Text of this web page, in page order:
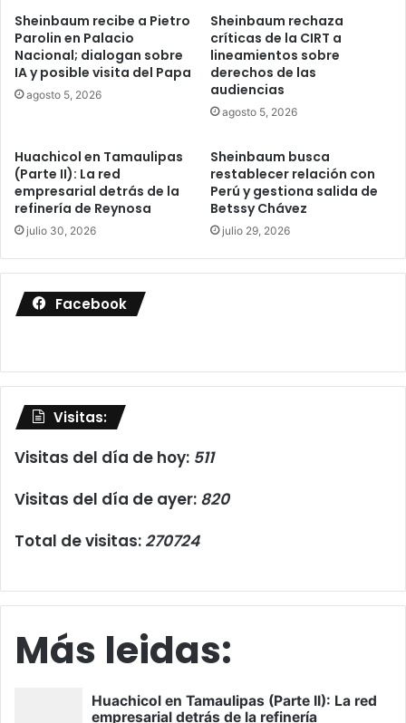
Sheinbaum recibe a Pietro
Parolin en Palacio
Nacional; dialogan sobre
IA y posible visita del Papa
agosto 5, 2026
Sheinbaum rechaza
críticas de la CIRT a
lineamientos sobre
derechos de las
audiencias
agosto 5, 2026
Huachicol en Tamaulipas
(Parte II): La red
empresarial detrás de la
refinería de Reynosa
julio 30, 2026
Sheinbaum busca
restablecer relación con
Perú y gestiona salida de
Betssy Chávez
julio 29, 2026
Facebook
Visitas:
Visitas del día de hoy: 511
Visitas del día de ayer: 820
Total de visitas: 270724
Más leidas: